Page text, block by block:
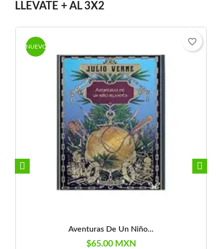
LLEVATE + AL 3X2
Aventuras De Un Niño...
$65.00 MXN
NUEVO favorite_border